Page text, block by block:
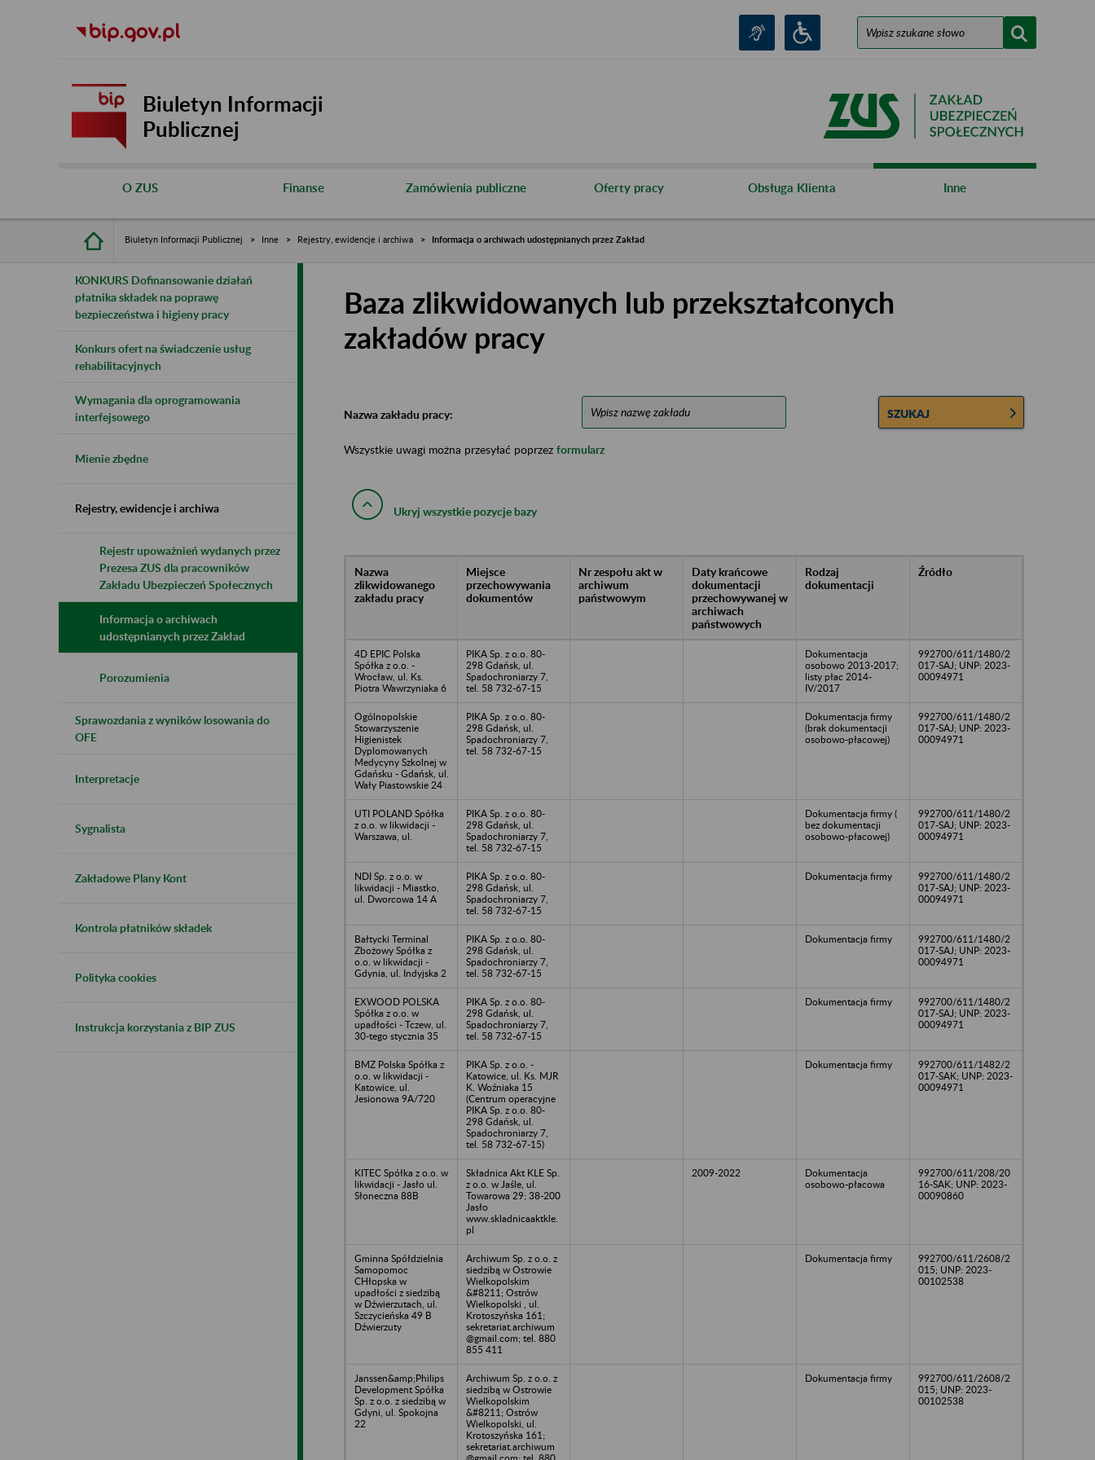
Biuletyn Informacji
Publicznej
O ZUS Finanse Zamówienia publiczne Oferty pracy Obsługa Klienta Inne
Biuletyn Informacji Publicznej Inne Rejestry, ewidencje i archiwa Informacja o archiwach udostępnianych przez Zakład
KONKURS Dofinansowanie działań
płatnika składek na poprawę
bezpieczeństwa i higieny pracy
Konkurs ofert na świadczenie usług
rehabilitacyjnych
Wymagania dla oprogramowania
interfejsowego
Mienie zbędne
Rejestry, ewidencje i archiwa
Rejestr upoważnień wydanych przez
Prezesa ZUS dla pracowników
Zakładu Ubezpieczeń Społecznych
Informacja o archiwach
udostępnianych przez Zakład
Porozumienia
Sprawozdania z wyników losowania do
OFE
Interpretacje
Sygnalista
Zakładowe Plany Kont
Kontrola płatników składek
Polityka cookies
Instrukcja korzystania z BIP ZUS
Baza zlikwidowanych lub przekształconych
zakładów pracy
Nazwa zakładu pracy: SZUKAJ
Wszystkie uwagi można przesyłać poprzez formularz
Ukryj wszystkie pozycje bazy
Nazwa
zlikwidowanego
zakładu pracy
Miejsce
przechowywania
dokumentów
Nr zespołu akt w
archiwum
państwowym
Daty krańcowe
dokumentacji
przechowywanej w
archiwach
państwowych
Rodzaj
dokumentacji
Źródło
4D EPIC Polska
Spółka z o.o. -
Wrocław, ul. Ks.
Piotra Wawrzyniaka 6
PIKA Sp. z o.o. 80-
298 Gdańsk, ul.
Spadochroniarzy 7,
tel. 58 732-67-15
Dokumentacja
osobowo 2013-2017;
listy płac 2014-
IV/2017
992700/611/1480/2
017-SAJ; UNP: 2023-
00094971
Ogólnopolskie
Stowarzyszenie
Higienistek
Dyplomowanych
Medycyny Szkolnej w
Gdańsku - Gdańsk, ul.
Wały Piastowskie 24
PIKA Sp. z o.o. 80-
298 Gdańsk, ul.
Spadochroniarzy 7,
tel. 58 732-67-15
Dokumentacja firmy
(brak dokumentacji
osobowo-płacowej)
992700/611/1480/2
017-SAJ; UNP: 2023-
00094971
UTI POLAND Spółka
z o.o. w likwidacji -
Warszawa, ul.
PIKA Sp. z o.o. 80-
298 Gdańsk, ul.
Spadochroniarzy 7,
tel. 58 732-67-15
Dokumentacja firmy (
bez dokumentacji
osobowo-płacowej)
992700/611/1480/2
017-SAJ; UNP: 2023-
00094971
NDI Sp. z o.o. w
likwidacji - Miastko,
ul. Dworcowa 14 A
PIKA Sp. z o.o. 80-
298 Gdańsk, ul.
Spadochroniarzy 7,
tel. 58 732-67-15
Dokumentacja firmy
992700/611/1480/2
017-SAJ; UNP: 2023-
00094971
Bałtycki Terminal
Zbożowy Spółka z
o.o. w likwidacji -
Gdynia, ul. Indyjska 2
PIKA Sp. z o.o. 80-
298 Gdańsk, ul.
Spadochroniarzy 7,
tel. 58 732-67-15
Dokumentacja firmy
992700/611/1480/2
017-SAJ; UNP: 2023-
00094971
EXWOOD POLSKA
Spółka z o.o. w
upadłości - Tczew, ul.
30-tego stycznia 35
PIKA Sp. z o.o. 80-
298 Gdańsk, ul.
Spadochroniarzy 7,
tel. 58 732-67-15
Dokumentacja firmy
992700/611/1480/2
017-SAJ; UNP: 2023-
00094971
BMZ Polska Spółka z
o.o. w likwidacji -
Katowice, ul.
Jesionowa 9A/720
PIKA Sp. z o.o. -
Katowice, ul. Ks. MJR
K. Woźniaka 15
(Centrum operacyjne
PIKA Sp. z o.o. 80-
298 Gdańsk, ul.
Spadochroniarzy 7,
tel. 58 732-67-15)
Dokumentacja firmy
992700/611/1482/2
017-SAK; UNP: 2023-
00094971
KITEC Spółka z o.o. w
likwidacji - Jasło ul.
Słoneczna 88B
Składnica Akt KLE Sp.
z o.o. w Jaśle, ul.
Towarowa 29; 38-200
Jasło
www.skladnicaaktkle.
pl
2009-2022
Dokumentacja
osobowo-płacowa
992700/611/208/20
16-SAK; UNP: 2023-
00090860
Gminna Spółdzielnia
Samopomoc
CHłopska w
upadłości z siedzibą
w Dźwierzutach, ul.
Szczycieńska 49 B
Dźwierzuty
Archiwum Sp. z o.o. z
siedzibą w Ostrowie
Wielkopolskim
&#8211; Ostrów
Wielkopolski , ul.
Krotoszyńska 161;
sekretariat.archiwum
@gmail.com; tel. 880
855 411
Dokumentacja firmy
992700/611/2608/2
015; UNP: 2023-
00102538
Janssen&amp;Philips
Development Spółka
Sp. z o.o. z siedzibą w
Gdyni, ul. Spokojna
22
Archiwum Sp. z o.o. z
siedzibą w Ostrowie
Wielkopolskim
&#8211; Ostrów
Wielkopolski, ul.
Krotoszyńska 161;
sekretariat.archiwum
Dokumentacja firmy
992700/611/2608/2
015; UNP: 2023-
00102538